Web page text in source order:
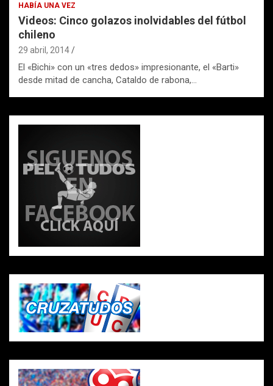
HABÍA UNA VEZ
Videos: Cinco golazos inolvidables del fútbol
chileno
29 abril, 2014
El «Bichi» con un «tres dedos» impresionante, el «Barti»
desde mitad de cancha, Cataldo de rabona,…